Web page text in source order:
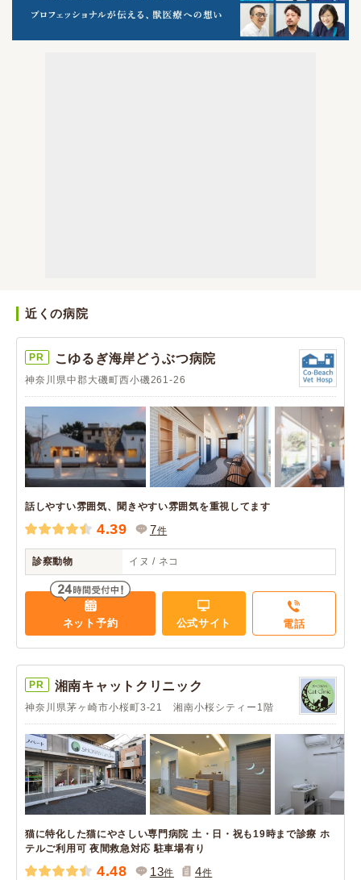
近くの病院
PR こゆるぎ海岸どうぶつ病院
神奈川県中郡大磯町西小磯261-26
話しやすい雰囲気、聞きやすい雰囲気を重視してます
4.39 7件
診察動物 イヌ / ネコ
ネット予約 公式サイト 電話
PR 湘南キャットクリニック
神奈川県茅ヶ崎市小桜町3-21 湘南小桜シティー1階
猫に特化した猫にやさしい専門病院 土・日・祝も19時まで診療 ホ
テルご利用可 夜間救急対応 駐車場有り
4.48 13件 4件